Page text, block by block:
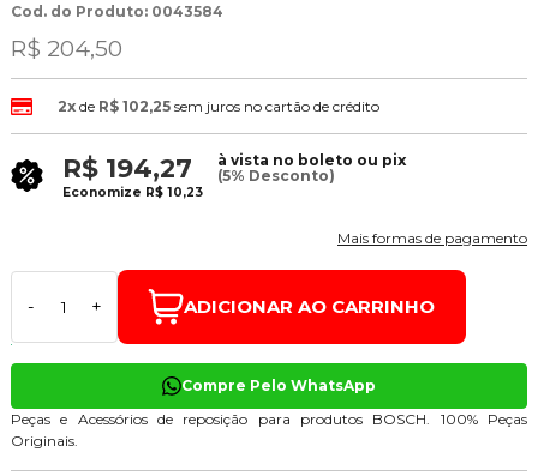
Cod. do Produto: 0043584
R$ 204,50
2xde R$ 102,25 sem juros no cartão de crédito
R$ 194,27
à vista no boleto ou pix
(5% Desconto)
Economize R$ 10,23
Mais formas de pagamento
- + ADICIONAR AO CARRINHO
Compre Pelo WhatsApp
Peças e Acessórios de reposição para produtos BOSCH. 100% Peças
Originais.